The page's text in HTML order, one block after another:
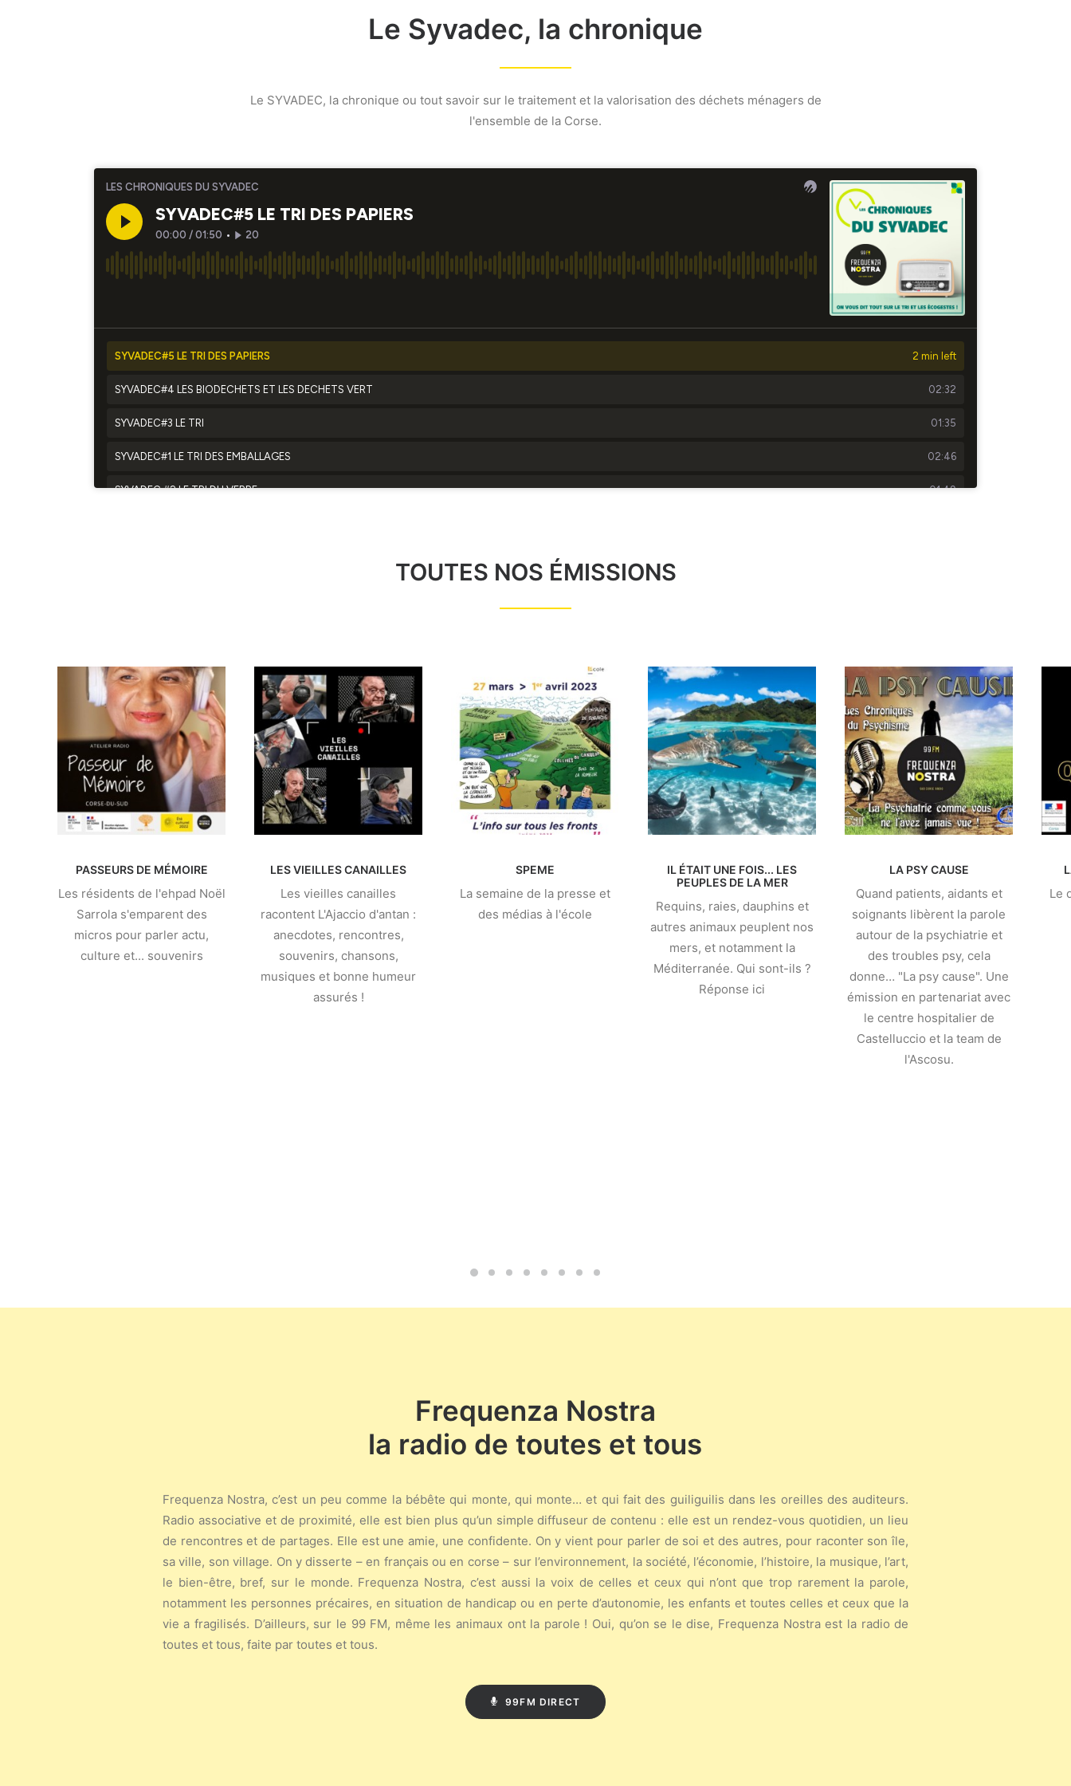
Le Syvadec, la chronique
Le SYVADEC, la chronique ou tout savoir sur le traitement et la valorisation des déchets ménagers de
l'ensemble de la Corse.
TOUTES NOS ÉMISSIONS
PASSEURS DE MÉMOIRE
Les résidents de l'ehpad Noël
Sarrola s'emparent des
micros pour parler actu,
culture et... souvenirs
LES VIEILLES CANAILLES
Les vieilles canailles
racontent L'Ajaccio d'antan :
anecdotes, rencontres,
souvenirs, chansons,
musiques et bonne humeur
assurés !
SPEME
La semaine de la presse et
des médias à l'école
IL ÉTAIT UNE FOIS... LES
PEUPLES DE LA MER
Requins, raies, dauphins et
autres animaux peuplent nos
mers, et notamment la
Méditerranée. Qui sont-ils ?
Réponse ici
LA PSY CAUSE
Quand patients, aidants et
soignants libèrent la parole
autour de la psychiatrie et
des troubles psy, cela
donne… "La psy cause". Une
émission en partenariat avec
le centre hospitalier de
Castelluccio et la team de
l'Ascosu.
Le
Frequenza Nostra
la radio de toutes et tous
Frequenza Nostra, c’est un peu comme la bébête qui monte, qui monte… et qui fait des guiliguilis dans les oreilles des auditeurs.
Radio associative et de proximité, elle est bien plus qu’un simple diffuseur de contenu : elle est un rendez-vous quotidien, un lieu
de rencontres et de partages. Elle est une amie, une confidente. On y vient pour parler de soi et des autres, pour raconter son île,
sa ville, son village. On y disserte – en français ou en corse – sur l’environnement, la société, l’économie, l’histoire, la musique, l’art,
le bien-être, bref, sur le monde. Frequenza Nostra, c’est aussi la voix de celles et ceux qui n’ont que trop rarement la parole,
notamment les personnes précaires, en situation de handicap ou en perte d’autonomie, les enfants et toutes celles et ceux que la
vie a fragilisés. D’ailleurs, sur le 99 FM, même les animaux ont la parole ! Oui, qu’on se le dise, Frequenza Nostra est la radio de
toutes et tous, faite par toutes et tous.
99FM DIRECT